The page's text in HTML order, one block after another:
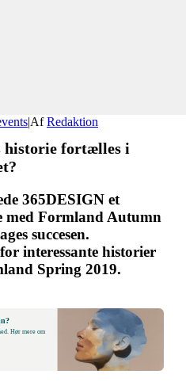
|AfRedaktion
historie fortælles i
365DESIGN et
med Formland Autumn
succesen.
interessante historier
Spring 2019.
Hør mere om